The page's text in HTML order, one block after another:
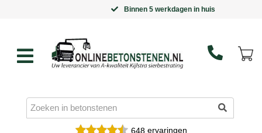
Binnen 5 werkdagen in huis
648ervaringen